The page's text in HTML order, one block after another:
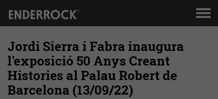
Jordi Sierra i Fabra inaugura
l'exposició 50 Anys Creant
Histories al Palau Robert de
Barcelona (13/09/22)